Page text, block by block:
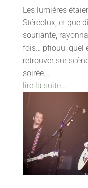
Les lumières
Stéréolux, et que
souriante,
fois… pfiouu, quel
retrouver sur
soirée...
lire la suite...